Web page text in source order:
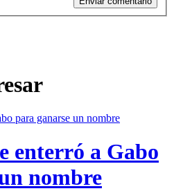
enterró a Gabo
nombre